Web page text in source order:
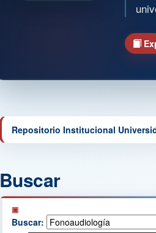
Repositorio Institucional
Buscar
Buscar: